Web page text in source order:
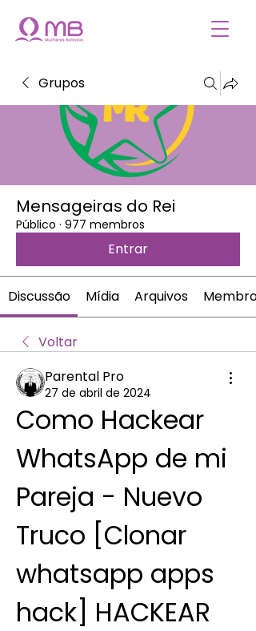
Grupos
Mensageiras do Rei
Público · 977 membros
Entrar
Discussão Mídia Arquivos Membros
Voltar
Parental Pro
27 de abril de 2024
Como Hackear
WhatsApp de mi
Pareja - Nuevo
Truco [Clonar
whatsapp apps
hack] HACKEAR